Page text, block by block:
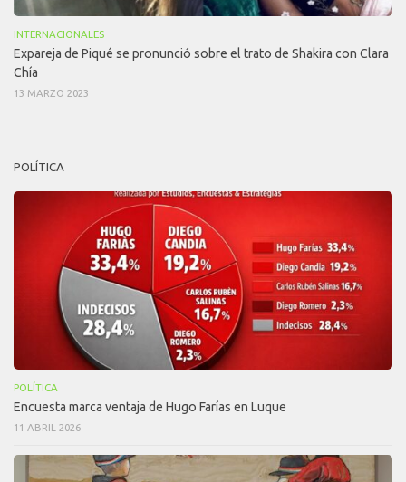
INTERNACIONALES
Expareja de Piqué se pronunció sobre el trato de Shakira con Clara
Chía
13 MARZO 2023
POLÍTICA
POLÍTICA
Encuesta marca ventaja de Hugo Farías en Luque
11 ABRIL 2026